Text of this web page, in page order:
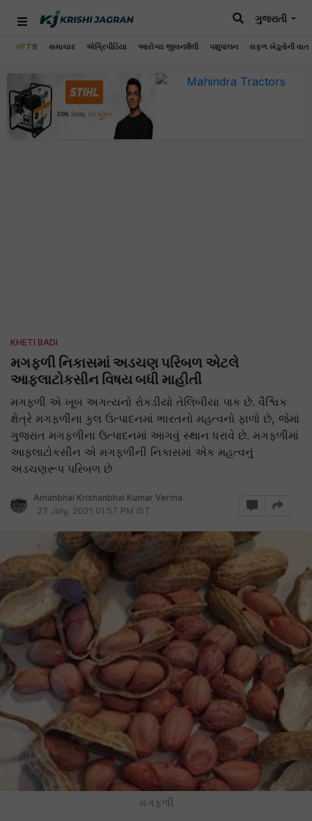
#FTB સમાચાર એગ્રિપીડિયા આરોગ્ય જીવનશૈલી પશુપાલન સફળ ખેડૂતોની વાત
ગુજરાતી
KHETI BADI
મગફળી નિકાસમાં અડચણ પરિબળ એટલે
આફલાટોકસીન વિષય બધી માહીતી
મગફળી એ ખૂબ અગત્યનો રોકડીયો તેલિબીયા પાક છે. વૈશ્વિક
ક્ષેત્રે મગફળીના કુલ ઉત્પાદનમાં ભારતનો મહત્વનો ફાળો છે, જેમાં
ગુજરાત મગફળીના ઉત્પાદનમાં આગવું સ્થાન ધરાવે છે. મગફળીમાં
આફલાટોકસીન એ મગફળીની નિકાસમાં એક મહત્વનું
અડચણરૂપ પરિબળ છે
Amanbhai Krishanbhai Kumar Verma
27 July, 2021 01:57 PM IST
મગફળી